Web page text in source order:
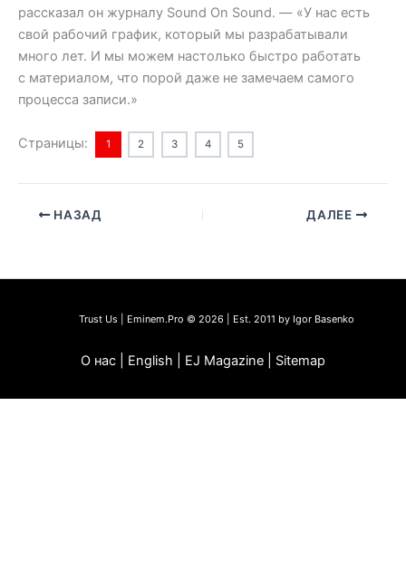
рассказал он журналу Sound On Sound. — «У нас есть
свой рабочий график, который мы разрабатывали
много лет. И мы можем настолько быстро работать
с материалом, что порой даже не замечаем самого
процесса записи.»
Страницы: 1 2 3 4 5
НАЗАД ДАЛЕЕ
Trust Us | Eminem.Pro © 2026 | Est. 2011 by Igor Basenko
О нас | English | EJ Magazine | Sitemap